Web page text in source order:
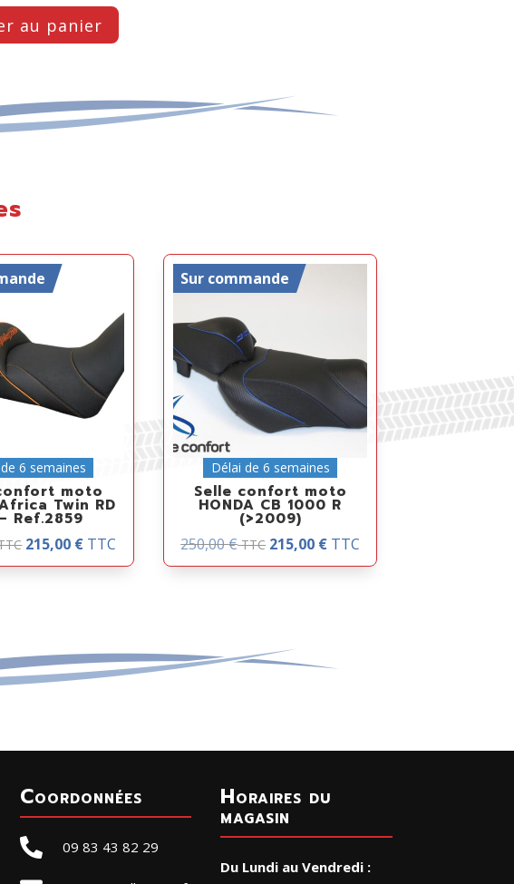
au panier
6 semaines
moto
Twin RD
Ref.2859
215,00 € TTC
Sur commande
Délai de 6 semaines
Selle confort moto
HONDA CB 1000 R
(>2009)
250,00€ TTC 215,00 € TTC
Coordonnées
 09 83 43 82 29
Horaires du
magasin
Du Lundi au Vendredi :